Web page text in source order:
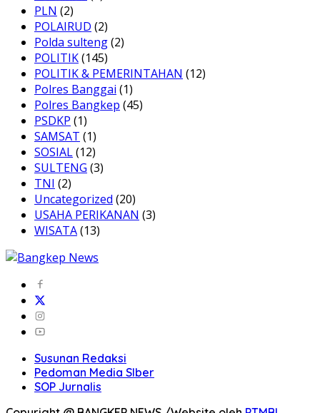
PLN (2)
POLAIRUD (2)
Polda sulteng(2)
POLITIK(145)
POLITIK & PEMERINTAHAN (12)
Polres Banggai (1)
Polres Bangkep (45)
PSDKP (1)
SAMSAT (1)
SOSIAL(12)
SULTENG (3)
TNI (2)
Uncategorized (20)
USAHA PERIKANAN (3)
WISATA(13)
Susunan Redaksi
Pedoman Media SIber
SOP Jurnalis